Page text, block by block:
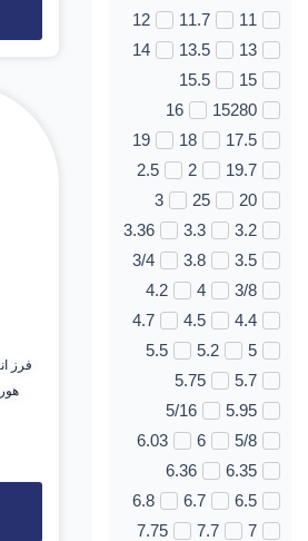
11
11.7
12
13
13.5
14
15
15.5
15280
16
17.5
18
19
19.7
2
2.5
20
25
3
3.2
3.3
3.36
3.5
3.8
3/4
3/8
4
4.2
4.4
4.5
4.7
5
5.2
5.5
5.7
5.75
5.95
5/16
5/8
6
6.03
6.35
6.36
6.5
6.7
6.8
7
7.7
7.75